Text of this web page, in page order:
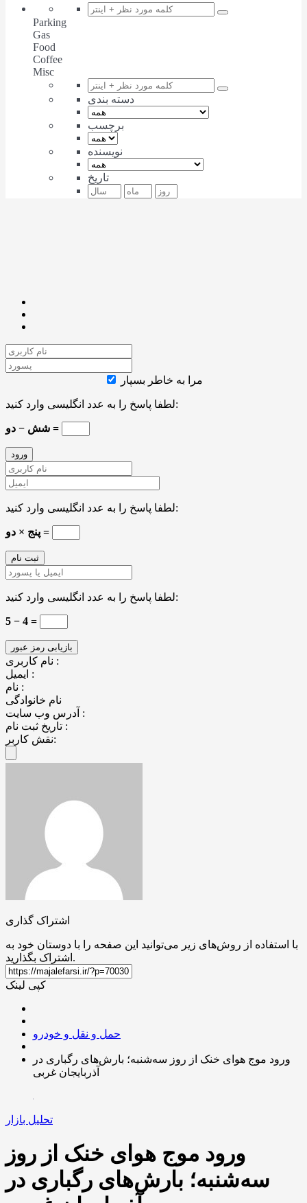
Parking
Gas
Food
Coffee
Misc
دسته بندی
برچسب
نویسنده
تاریخ
مرا به خاطر بسپار
لطفا پاسخ را به عدد انگلیسی وارد کنید:
شش − دو =
لطفا پاسخ را به عدد انگلیسی وارد کنید:
پنج × دو =
لطفا پاسخ را به عدد انگلیسی وارد کنید:
5 − 4 =
نام کاربری :
ایمیل :
نام :
نام خانوادگی
آدرس وب سایت :
تاریخ ثبت نام :
نقش کاربر:
اشتراک گذاری
با استفاده از روش‌های زیر می‌توانید این صفحه را با دوستان خود به
اشتراک بگذارید.
کپی لینک
حمل و نقل و خودرو
ورود موج هوای خنک از روز سه‌شنبه؛ بارش‌های رگباری در
آذربایجان غربی
تحلیل بازار
ورود موج هوای خنک از روز
سه‌شنبه؛ بارش‌های رگباری در